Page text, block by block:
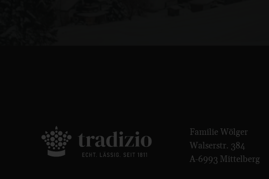
Familie Wölger
Walserstr. 384
A-6993 Mittelberg